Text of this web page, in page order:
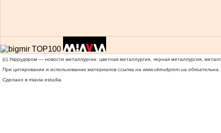
(c) Укррудпром — новости металлургии: цветная металлургия, черная металлургия,
При цитировании и использовании материалов ссылка на www.ukrrudprom.ua
Сделано в miavia estudia.